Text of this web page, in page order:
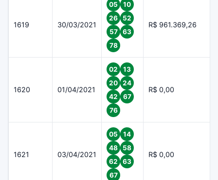
1619 30/03/2021
05
10
26
52
57
63
78
R$ 961.369,26
1620 01/04/2021
02
13
20
24
42
67
76
R$ 0,00
1621 03/04/2021
05
14
48
58
62
63
67
R$ 0,00